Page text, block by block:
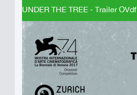
UNDER THE TREE - Trailer OVdf